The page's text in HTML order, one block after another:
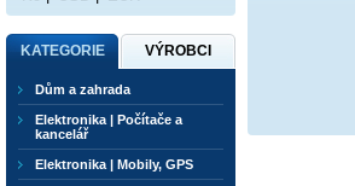
KATEGORIE VÝROBCI
Dům a zahrada
Elektronika | Počítače a
kancelář
Elektronika | Mobily, GPS